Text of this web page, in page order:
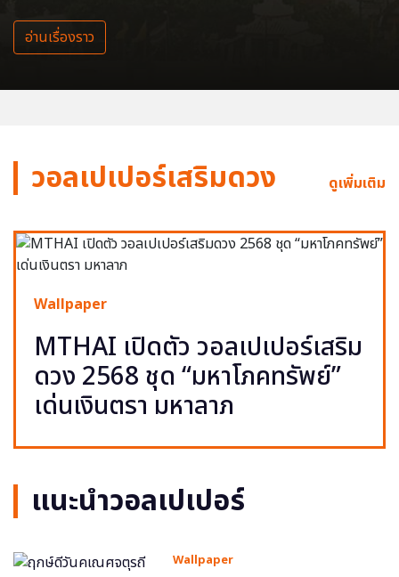
อ่านเรื่องราว
วอลเปเปอร์เสริมดวง ดูเพิ่มเติม
Wallpaper
MTHAI เปิดตัว วอลเปเปอร์เสริม
ดวง 2568 ชุด “มหาโภคทรัพย์”
เด่นเงินตรา มหาลาภ
แนะนำวอลเปเปอร์
Wallpaper